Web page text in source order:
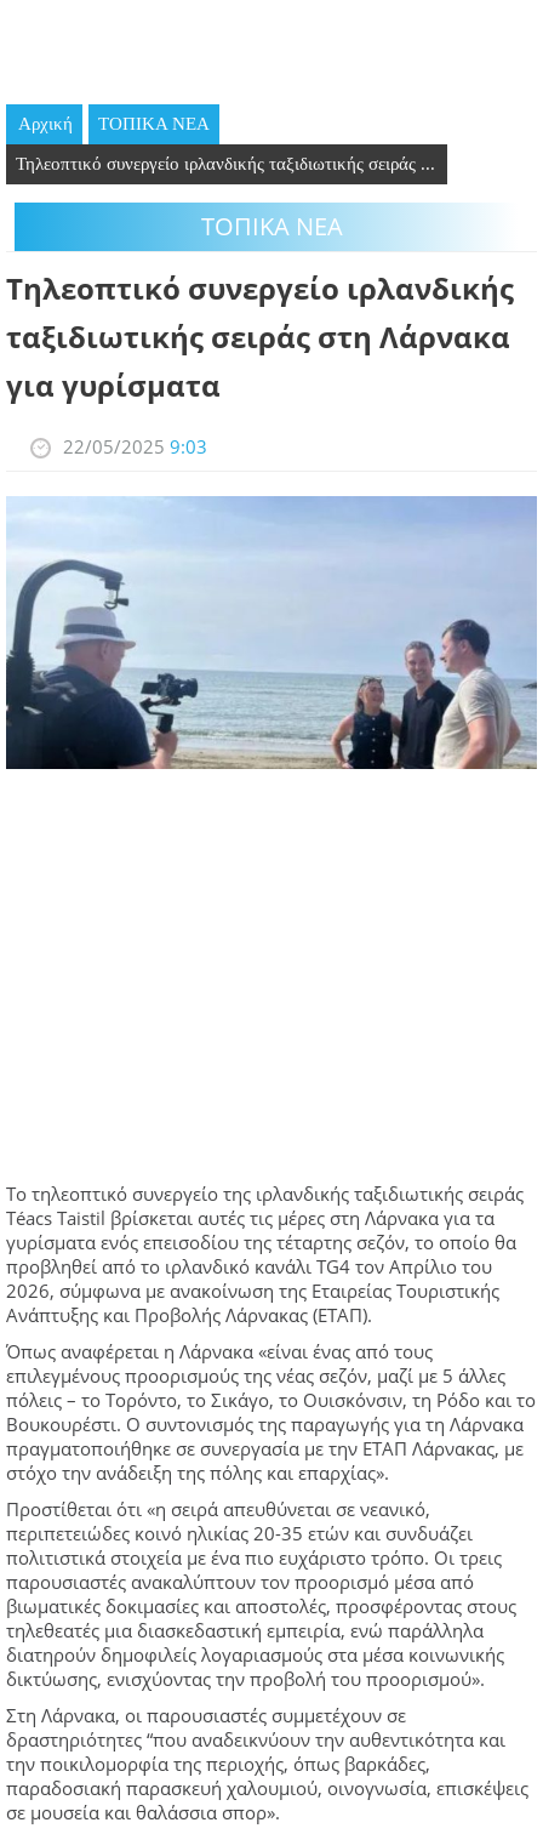
ΘΕΣΕΙΣ ΕΡΓΑΣΙΑΣ
PODCAST
ΛΑΡΝΑΚΑ 2030
ΣΥΝΔΕΣΜΟΙ
ΠΕΡΙΣΣΟΤΕΡΑ
Αρχική ΤΟΠΙΚΑ ΝΕΑ
Τηλεοπτικό συνεργείο ιρλανδικής ταξιδιωτικής σειράς ...
ΤΟΠΙΚΑ ΝΕΑ
Τηλεοπτικό συνεργείο ιρλανδικής
ταξιδιωτικής σειράς στη Λάρνακα
για γυρίσματα
22/05/2025 9:03
Το τηλεοπτικό συνεργείο της ιρλανδικής ταξιδιωτικής σειράς
Téacs Taistil βρίσκεται αυτές τις μέρες στη Λάρνακα για τα
γυρίσματα ενός επεισοδίου της τέταρτης σεζόν, το οποίο θα
προβληθεί από το ιρλανδικό κανάλι TG4 τον Απρίλιο του
2026, σύμφωνα με ανακοίνωση της Εταιρείας Τουριστικής
Ανάπτυξης και Προβολής Λάρνακας (ΕΤΑΠ).
Όπως αναφέρεται η Λάρνακα «είναι ένας από τους
επιλεγμένους προορισμούς της νέας σεζόν, μαζί με 5 άλλες
πόλεις – το Τορόντο, το Σικάγο, το Ουισκόνσιν, τη Ρόδο και το
Βουκουρέστι. Ο συντονισμός της παραγωγής για τη Λάρνακα
πραγματοποιήθηκε σε συνεργασία με την ΕΤΑΠ Λάρνακας, με
στόχο την ανάδειξη της πόλης και επαρχίας».
Προστίθεται ότι «η σειρά απευθύνεται σε νεανικό,
περιπετειώδες κοινό ηλικίας 20-35 ετών και συνδυάζει
πολιτιστικά στοιχεία με ένα πιο ευχάριστο τρόπο. Οι τρεις
παρουσιαστές ανακαλύπτουν τον προορισμό μέσα από
βιωματικές δοκιμασίες και αποστολές, προσφέροντας στους
τηλεθεατές μια διασκεδαστική εμπειρία, ενώ παράλληλα
διατηρούν δημοφιλείς λογαριασμούς στα μέσα κοινωνικής
δικτύωσης, ενισχύοντας την προβολή του προορισμού».
Στη Λάρνακα, οι παρουσιαστές συμμετέχουν σε
δραστηριότητες “που αναδεικνύουν την αυθεντικότητα και
την ποικιλομορφία της περιοχής, όπως βαρκάδες,
παραδοσιακή παρασκευή χαλουμιού, οινογνωσία, επισκέψεις
σε μουσεία και θαλάσσια σπορ».